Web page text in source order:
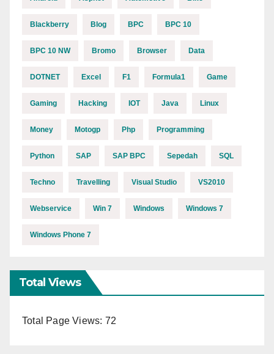
Blackberry Blog BPC BPC 10
BPC 10 NW Bromo Browser Data
DOTNET Excel F1 Formula1 Game
Gaming Hacking IOT Java Linux
Money Motogp Php Programming
Python SAP SAP BPC Sepedah SQL
Techno Travelling Visual Studio VS2010
Webservice Win 7 Windows Windows 7
Windows Phone 7
Total Views
Total Page Views: 72